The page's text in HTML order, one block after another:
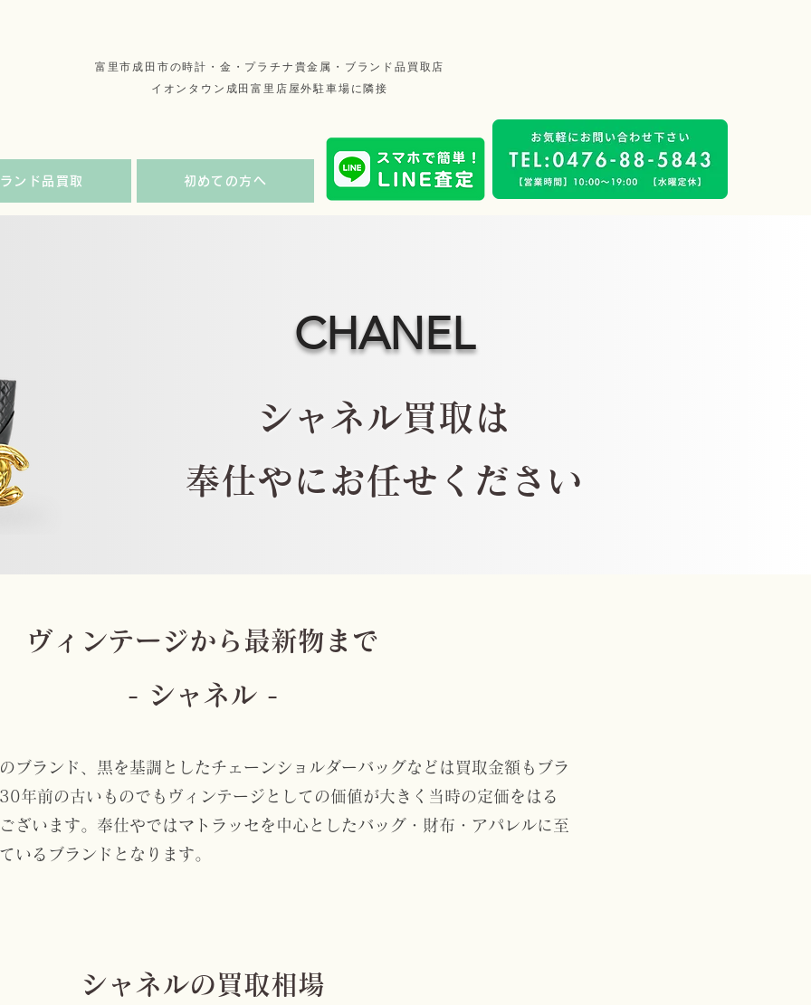
​富里市成田市の時計・金・プラチナ貴金属・ブランド品買取店
イオンタウン成田富里店屋外駐車場に隣接
ンド品買取 初めての方へ
CHANEL
シャネル買取は
​奉仕やにお任せください
​ヴィンテージから最新物まで
- シャネル -
ブランド、黒を基調としたチェーンショルダーバッグなどは買取金額もブラ
年前の古いものでもヴィンテージとしての価値が大きく当時の定価をはる
ざいます。奉仕やではマトラッセを中心としたバッグ・財布・アパレルに至
いるブランドとなります。
シャネルの買取相場